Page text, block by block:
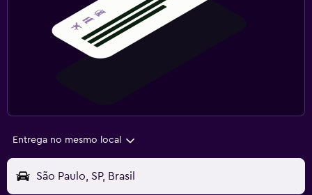
Entrega no mesmo local
São Paulo, SP, Brasil